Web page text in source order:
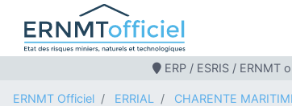
ERP / ESRIS / ERNMT
ERNMT Officiel ERRIAL CHARENTE